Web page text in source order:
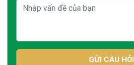
GỬI CÂU HỎI